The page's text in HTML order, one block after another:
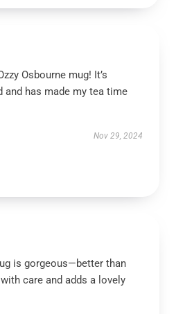
Osbourne mug! It’s
and has made my tea time
Nov 29, 2024
is gorgeous—better than
care and adds a lovely